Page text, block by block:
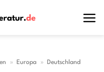
» Europa » Deutschland